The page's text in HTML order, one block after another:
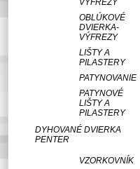
VÝFREZY
OBLÚKOVÉ
DVIERKA-
VÝFREZY
LIŠTY A
PILASTERY
PATYNOVANIE
PATYNOVÉ
LIŠTY A
PILASTERY
DYHOVANÉ DVIERKA
PENTER
VZORKOVNÍK